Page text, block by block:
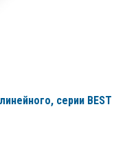
, серии BEST